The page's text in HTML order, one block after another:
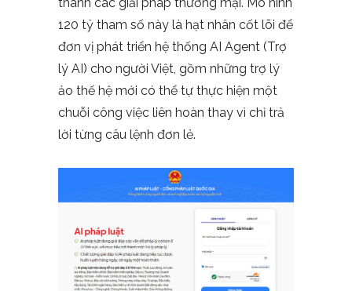
thành các giải pháp thương mại. Mô hình
120 tỷ tham số này là hạt nhân cốt lõi để
đơn vị phát triển hệ thống AI Agent (Trợ
lý AI) cho người Việt, gồm những trợ lý
ảo thế hệ mới có thể tự thực hiện một
chuỗi công việc liên hoàn thay vì chỉ trả
lời từng câu lệnh đơn lẻ.